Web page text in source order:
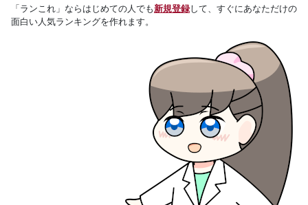
「ランこれ」ならはじめての人でも新規登録して、すぐにあなただけの
面白い人気ランキングを作れます。